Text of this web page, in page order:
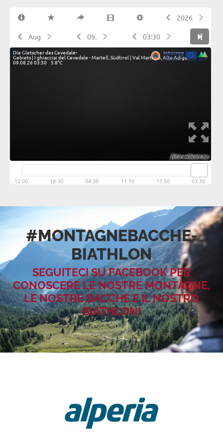
#MONTAGNEBACCHE­
BIATHLON
SEGUITECI SU FACEBOOK PER
CONOSCERE LE NOSTRE MONTAGNE,
LE NOSTRE BACCHE E IL NOSTRO
BIATHLON!